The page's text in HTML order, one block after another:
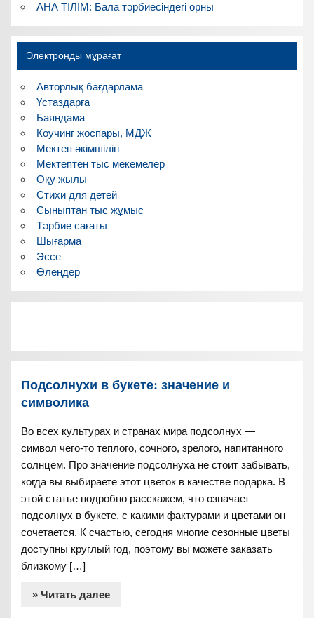
АНА ТІЛІМ: Бала тәрбиесіндегі орны
Электронды мұрағат
Авторлық бағдарлама
Ұстаздарға
Баяндама
Коучинг жоспары, МДЖ
Мектеп әкімшілігі
Мектептен тыс мекемелер
Оқу жылы
Стихи для детей
Сыныптан тыс жұмыс
Тәрбие сағаты
Шығарма
Эссе
Өлеңдер
Подсолнухи в букете: значение и
символика
Во всех культурах и странах мира подсолнух —
символ чего-то теплого, сочного, зрелого, напитанного
солнцем. Про значение подсолнуха не стоит забывать,
когда вы выбираете этот цветок в качестве подарка. В
этой статье подробно расскажем, что означает
подсолнух в букете, с какими фактурами и цветами он
сочетается. К счастью, сегодня многие сезонные цветы
доступны круглый год, поэтому вы можете заказать
близкому […]
» Читать далее